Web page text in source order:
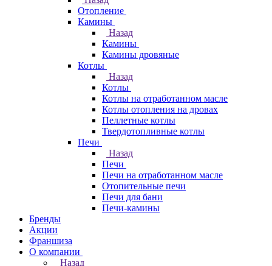
Отопление
Камины
Назад
Камины
Камины дровяные
Котлы
Назад
Котлы
Котлы на отработанном масле
Котлы отопления на дровах
Пеллетные котлы
Твердотопливные котлы
Печи
Назад
Печи
Печи на отработанном масле
Отопительные печи
Печи для бани
Печи-камины
Бренды
Акции
Франшиза
О компании
Назад